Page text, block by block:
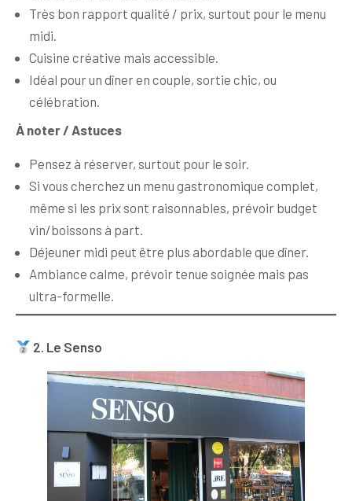
Très bon rapport qualité / prix, surtout pour le menu
midi.
Cuisine créative mais accessible.
Idéal pour un dîner en couple, sortie chic, ou
célébration.
À noter / Astuces
Pensez à réserver, surtout pour le soir.
Si vous cherchez un menu gastronomique complet,
même si les prix sont raisonnables, prévoir budget
vin/boissons à part.
Déjeuner midi peut être plus abordable que dîner.
Ambiance calme, prévoir tenue soignée mais pas
ultra-formelle.
2. Le Senso